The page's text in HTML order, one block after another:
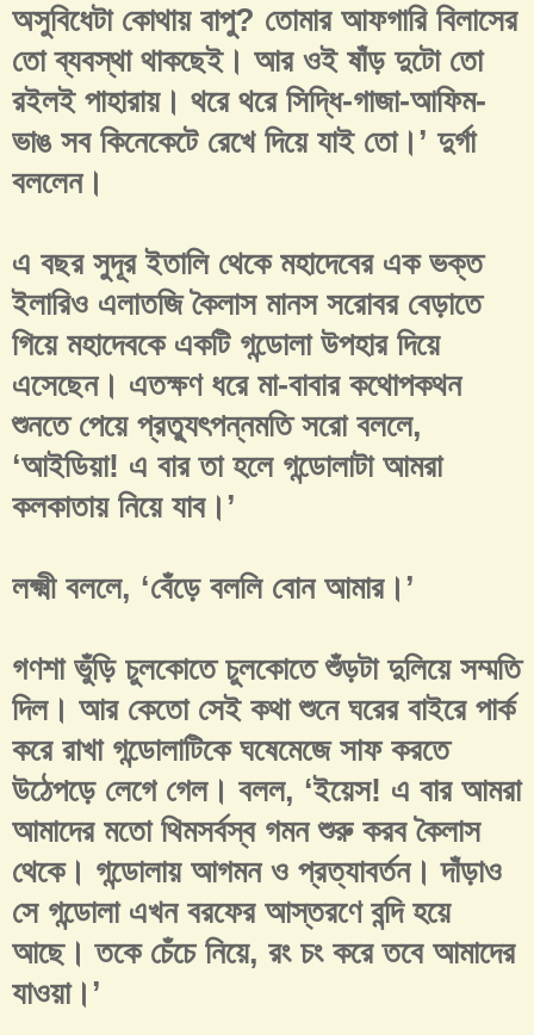
অসুবিধেটা কোথায় বাপু? তোমার আফগারি বিলাসের
তো ব্যবস্থা থাকছেই। আর ওই ষাঁড় দুটো তো
রইলই পাহারায়। থরে থরে সিদ্ধি-গাজা-আফিম-
ভাঙ সব কিনেকেটে রেখে দিয়ে যাই তো।’ দুর্গা
বললেন।
এ বছর সুদূর ইতালি থেকে মহাদেবের এক ভক্ত
ইলারিও এলাতজি কৈলাস মানস সরোবর বেড়াতে
গিয়ে মহাদেবকে একটি গন্ডোলা উপহার দিয়ে
এসেছেন। এতক্ষণ ধরে মা-বাবার কথোপকথন
শুনতে পেয়ে প্রত্যুৎপন্নমতি সরো বললে,
‘আইডিয়া! এ বার তা হলে গন্ডোলাটা আমরা
কলকাতায় নিয়ে যাব।’
লক্ষ্মী বললে, ‘বেঁড়ে বললি বোন আমার।’
গণশা ভুঁড়ি চুলকোতে চুলকোতে শুঁড়টা দুলিয়ে সম্মতি
দিল। আর কেতো সেই কথা শুনে ঘরের বাইরে পার্ক
করে রাখা গন্ডোলাটিকে ঘষেমেজে সাফ করতে
উঠেপড়ে লেগে গেল। বলল, ‘ইয়েস! এ বার আমরা
আমাদের মতো থিমসর্বস্ব গমন শুরু করব কৈলাস
থেকে। গন্ডোলায় আগমন ও প্রত্যাবর্তন। দাঁড়াও
সে গন্ডোলা এখন বরফের আস্তরণে বন্দি হয়ে
আছে। তকে চেঁচে নিয়ে, রং চং করে তবে আমাদের
যাওয়া।’